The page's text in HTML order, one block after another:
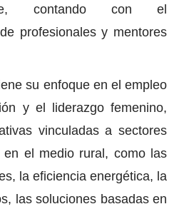
contando con el
profesionales y mentores
su enfoque en el empleo
y el liderazgo femenino,
vinculadas a sectores
el medio rural, como las
la eficiencia energética, la
las soluciones basadas en